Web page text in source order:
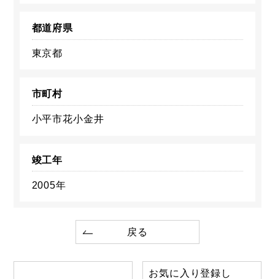
都道府県
東京都
市町村
小平市花小金井
竣工年
2005年
戻る
お気に入り登録し